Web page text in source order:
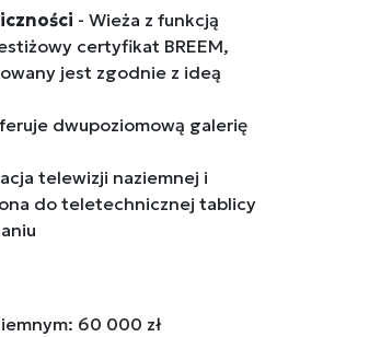
- Wieża z funkcją
certyfikat BREEM,
jest zgodnie z ideą
dwupoziomową galerię
telewizji naziemnej i
do teletechnicznej tablicy
60 000 zł